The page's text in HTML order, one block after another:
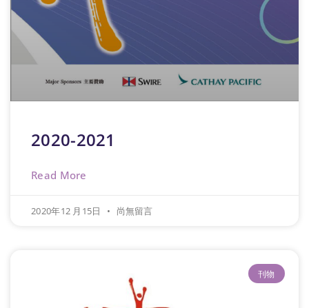
2020-2021
Read More
2020年12 月15日 尚無留言
刊物